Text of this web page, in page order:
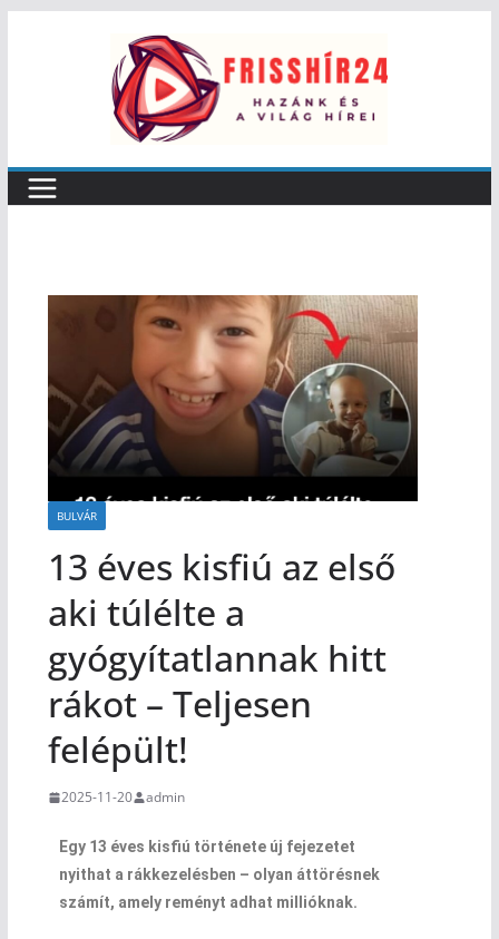
BULVÁR
13 éves kisfiú az első
aki túlélte a
gyógyítatlannak hitt
rákot – Teljesen
felépült!
2025-11-20 admin
Egy 13 éves kisfiú története új fejezetet
nyithat a rákkezelésben – olyan áttörésnek
számít, amely reményt adhat millióknak.